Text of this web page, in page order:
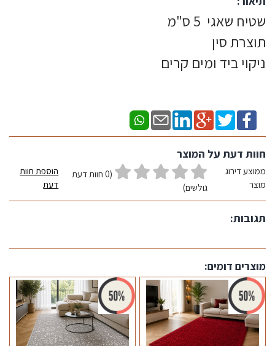
שטיח שאגי 5 ס"מ
תוצרת סין
ניקוי ביד ומים קרים
חוות דעת על המוצר
ממוצע דירוג
מוצר
(0 חוות דעת
גולשים)
הוספת חוות
דעת
תגובות:
מוצרים דומים: